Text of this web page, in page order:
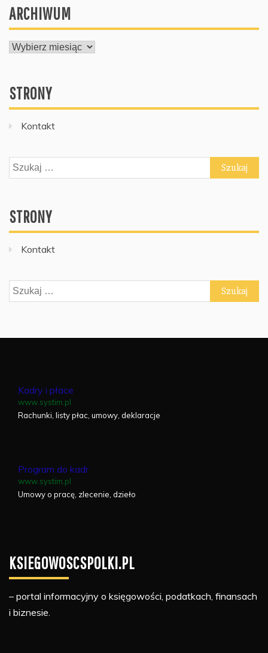
ARCHIWUM
ARCHIWUM
STRONY
Kontakt
Szukaj:
STRONY
Kontakt
Szukaj:
Kadry i płace
www.systim.pl
Rachunki, listy płac, umowy, deklaracje
Program do kadr
www.systim.pl
Umowy o pracę, zlecenie, dzieło
KSIEGOWOSCSPOLKI.PL
– portal informacyjny o księgowości, podatkach, finansach
i biznesie.